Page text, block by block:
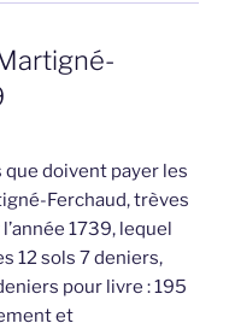
doivent payer les
Ferchaud, trèves
1739, lequel
12 sols 7 deniers,
pour livre : 195
et